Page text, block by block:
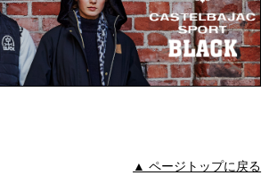
▲ ページトップに戻る